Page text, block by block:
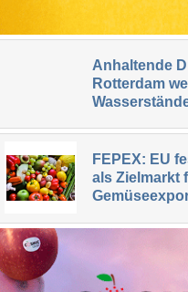
Anhaltende
Rotterdam
FEPEX: EU
als Zielmarkt